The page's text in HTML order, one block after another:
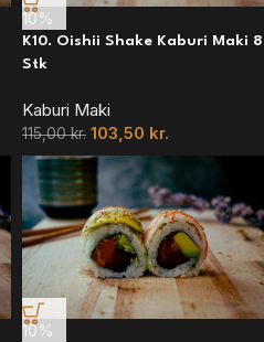
10%
K10. Oishii Shake Kaburi Maki 8
Stk
Kaburi Maki
115,00kr. 103,50 kr.
10%